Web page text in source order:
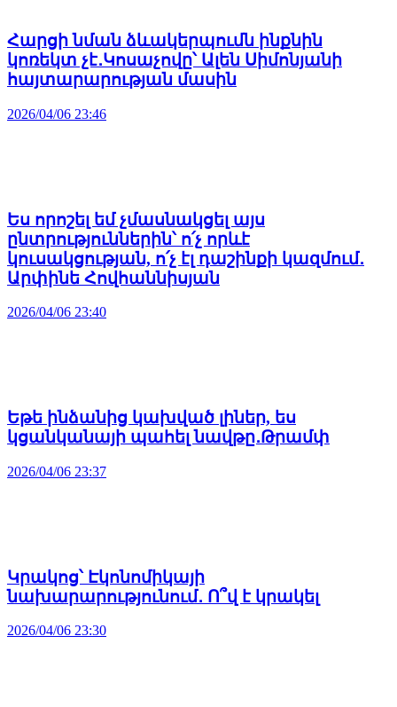
Հարցի նման ձևակերպումն ինքնին
կոռեկտ չէ․Կոսաչովը՝ Ալեն Սիմոնյանի
հայտարարության մասին
2026/04/06 23:46
Ես որոշել եմ չմասնակցել այս
ընտրություններին՝ ո՛չ որևէ
կուսակցության, ո՛չ էլ դաշինքի կազմում․
Արփինե Հովհաննիսյան
2026/04/06 23:40
Եթե ինձանից կախված լիներ, ես
կցանկանայի պահել նավթը․Թրամփ
2026/04/06 23:37
Կրակոց՝ Էկոնոմիկայի
նախարարությունում․ Ո՞վ է կրակել
2026/04/06 23:30